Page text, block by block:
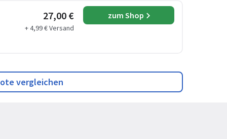
27,00 €
+ 4,99 € Versand
zum Shop
vergleichen